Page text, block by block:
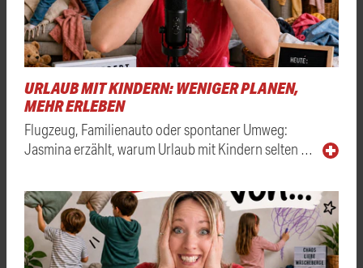
URLAUB MIT KINDERN: WENIGER PLANEN,
MEHR ERLEBEN
Flugzeug, Familienauto oder spontaner Umweg:
Jasmina erzählt, warum Urlaub mit Kindern selten …